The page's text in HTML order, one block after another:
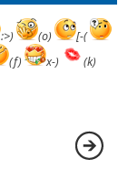
:>) (o)
[-(
(f) x-)
(k)